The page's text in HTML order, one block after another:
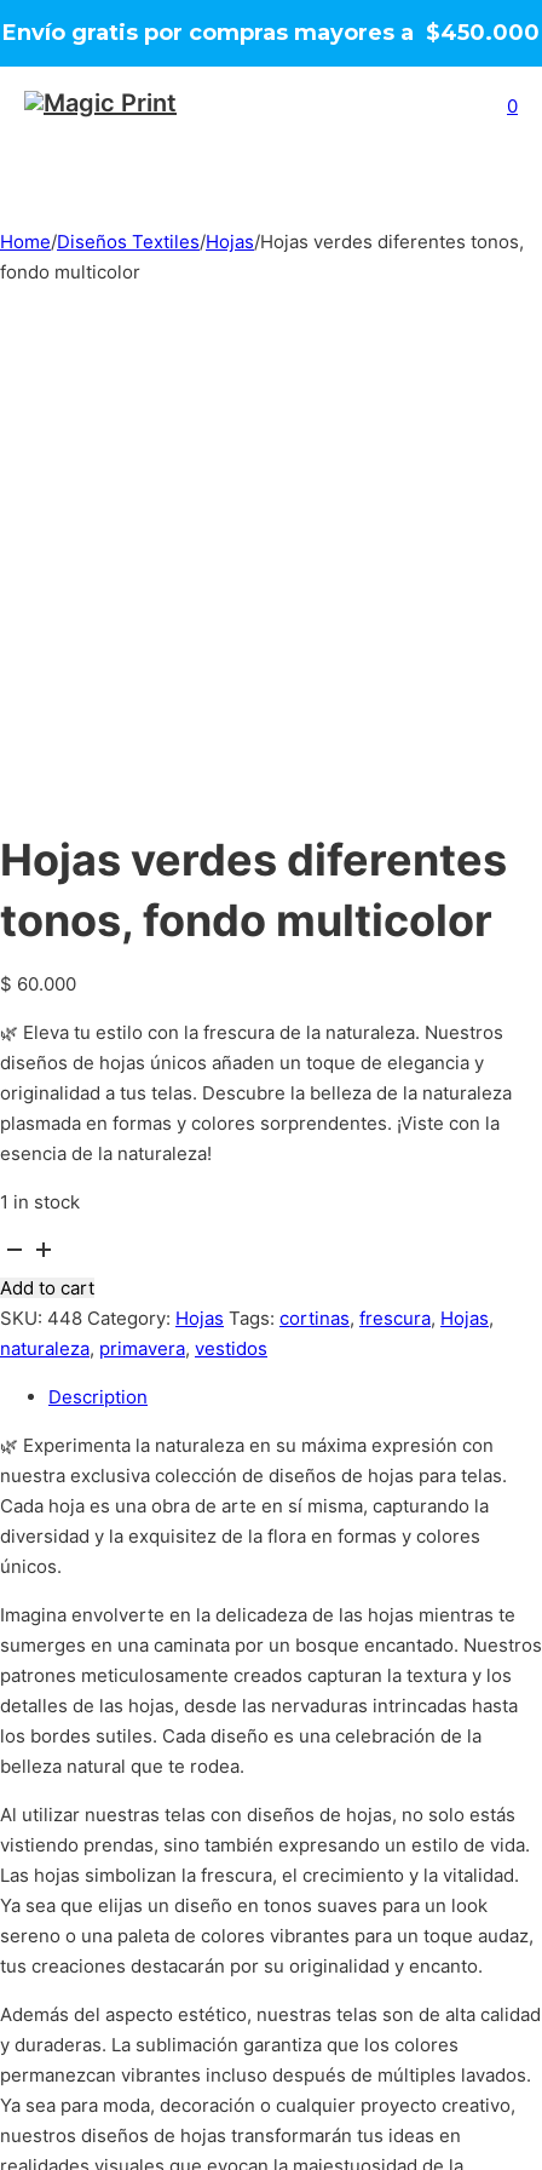
Envío gratis por compras mayores a $450.000
0
Home/Diseños Textiles/Hojas/Hojas verdes diferentes tonos,
fondo multicolor
Hojas verdes diferentes
tonos, fondo multicolor
$ 60.000
🌿 Eleva tu estilo con la frescura de la naturaleza. Nuestros
diseños de hojas únicos añaden un toque de elegancia y
originalidad a tus telas. Descubre la belleza de la naturaleza
plasmada en formas y colores sorprendentes. ¡Viste con la
esencia de la naturaleza!
1 in stock
Hojas verdes diferentes tonos, fondo multicolor quantity
Add to cart
SKU: 448 Category: Hojas Tags: cortinas, frescura, Hojas,
naturaleza, primavera, vestidos
Description
🌿 Experimenta la naturaleza en su máxima expresión con
nuestra exclusiva colección de diseños de hojas para telas.
Cada hoja es una obra de arte en sí misma, capturando la
diversidad y la exquisitez de la flora en formas y colores
únicos.
Imagina envolverte en la delicadeza de las hojas mientras te
sumerges en una caminata por un bosque encantado. Nuestros
patrones meticulosamente creados capturan la textura y los
detalles de las hojas, desde las nervaduras intrincadas hasta
los bordes sutiles. Cada diseño es una celebración de la
belleza natural que te rodea.
Al utilizar nuestras telas con diseños de hojas, no solo estás
vistiendo prendas, sino también expresando un estilo de vida.
Las hojas simbolizan la frescura, el crecimiento y la vitalidad.
Ya sea que elijas un diseño en tonos suaves para un look
sereno o una paleta de colores vibrantes para un toque audaz,
tus creaciones destacarán por su originalidad y encanto.
Además del aspecto estético, nuestras telas son de alta calidad
y duraderas. La sublimación garantiza que los colores
permanezcan vibrantes incluso después de múltiples lavados.
Ya sea para moda, decoración o cualquier proyecto creativo,
nuestros diseños de hojas transformarán tus ideas en